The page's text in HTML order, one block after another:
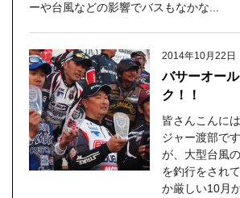
ーや台風などの影響でバスもなかな...
2014年10月22日
バサーオー
ク！！
皆さんこんに
ジャー渡部で
が、大型台風
を釣行をされ
か厳しい10月